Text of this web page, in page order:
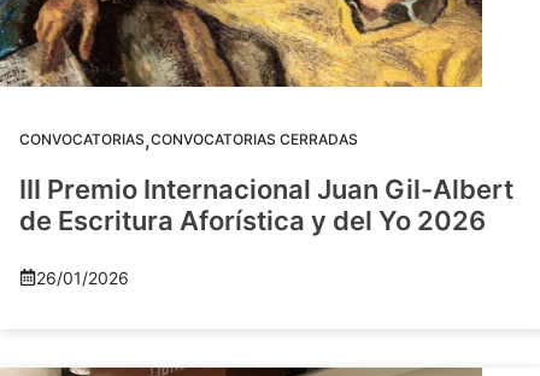
CONVOCATORIAS,CONVOCATORIAS CERRADAS
III Premio Internacional Juan Gil-Albert
de Escritura Aforística y del Yo 2026
26/01/2026